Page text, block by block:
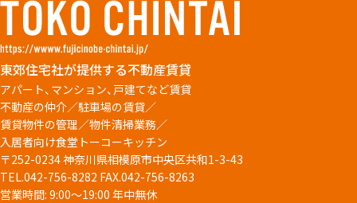
東郊住宅社が提供する不動産賃貸
アパート、マンション、戸建てなど賃貸
不動産の仲介／駐車場の賃貸／
賃貸物件の管理／物件清掃業務／
入居者向け食堂トーコーキッチン
〒252-0234 神奈川県相模原市中央区共和1-3-43
TEL.042-756-8282 FAX.042-756-8263
営業時間: 9:00～19:00 年中無休